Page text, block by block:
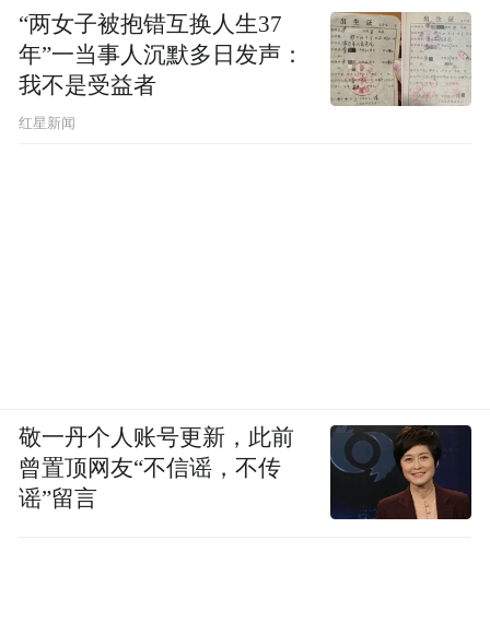
“两女子被抱错互换人生37
年”一当事人沉默多日发声：
我不是受益者
红星新闻
敬一丹个人账号更新，此前
曾置顶网友“不信谣，不传
谣”留言